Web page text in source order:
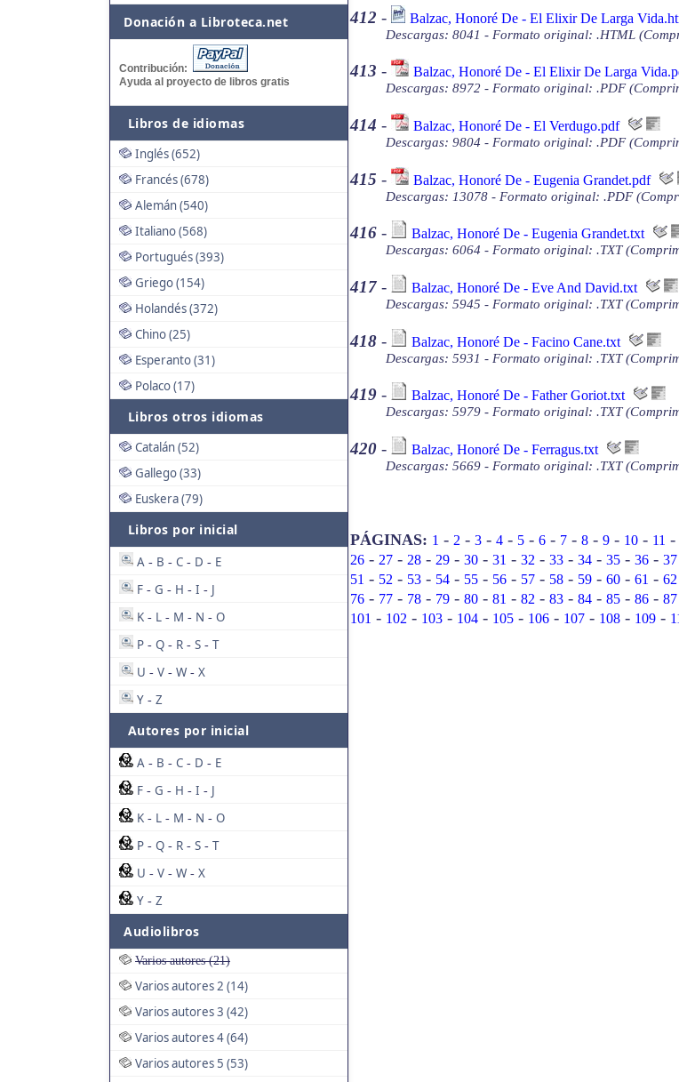
Donación a Libroteca.net
Contribución:
Ayuda al proyecto de libros gratis
Libros de idiomas
Inglés (652)
Francés (678)
Alemán (540)
Italiano (568)
Portugués (393)
Griego (154)
Holandés (372)
Chino (25)
Esperanto (31)
Polaco (17)
Libros otros idiomas
Catalán (52)
Gallego (33)
Euskera (79)
Libros por inicial
A - B - C - D - E
F - G - H - I - J
K - L - M - N - O
P - Q - R - S - T
U - V - W - X
Y - Z
Autores por inicial
A - B - C - D - E
F - G - H - I - J
K - L - M - N - O
P - Q - R - S - T
U - V - W - X
Y - Z
Audiolibros
Varios autores (21)
Varios autores 2 (14)
Varios autores 3 (42)
Varios autores 4 (64)
Varios autores 5 (53)
412 - Balzac, Honoré De - El Elixir De Larga
Descargas: 8041 - Formato original: .HTML
413 - Balzac, Honoré De - El Elixir De Larga
Descargas: 8972 - Formato original: .PDF
414 - Balzac, Honoré De - El Verdugo.pdf
Descargas: 9804 - Formato original: .PDF
415 - Balzac, Honoré De - Eugenia Grandet.pdf
Descargas: 13078 - Formato original: .PDF
416 - Balzac, Honoré De - Eugenia Grandet.txt
Descargas: 6064 - Formato original: .TXT
417 - Balzac, Honoré De - Eve And David.txt
Descargas: 5945 - Formato original: .TXT
418 - Balzac, Honoré De - Facino Cane.txt
Descargas: 5931 - Formato original: .TXT
419 - Balzac, Honoré De - Father Goriot.txt
Descargas: 5979 - Formato original: .TXT
420 - Balzac, Honoré De - Ferragus.txt
Descargas: 5669 - Formato original: .TXT
PÁGINAS: 1 - 2 - 3 - 4 - 5 - 6 - 7 - 8 - 9 - 10 - 11 -
26 - 27 - 28 - 29 - 30 - 31 - 32 - 33 - 34 - 35 - 36 - 37
51 - 52 - 53 - 54 - 55 - 56 - 57 - 58 - 59 - 60 - 61 - 62
76 - 77 - 78 - 79 - 80 - 81 - 82 - 83 - 84 - 85 - 86 - 87
101 - 102 - 103 - 104 - 105 - 106 - 107 - 108 - 109 -